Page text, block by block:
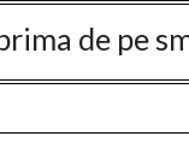
de pe